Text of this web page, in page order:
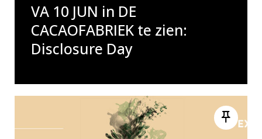
VA 10 JUN in DE
CACAOFABRIEK te zien:
Disclosure Day